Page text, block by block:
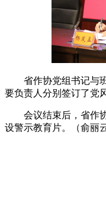
省作协党组书记与
要负责人分别签订了党
会议结束后，省作
设警示教育片。
（俞丽